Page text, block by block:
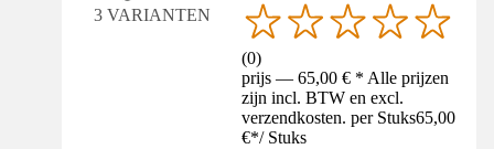
3 VARIANTEN
(0)
prijs — 65,00 € * Alle prijzen
zijn incl. BTW en excl.
verzendkosten. per Stuks65,00
€*/ Stuks